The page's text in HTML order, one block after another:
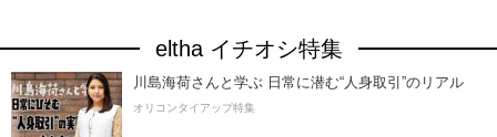
eltha イチオシ特集
川島海荷さんと学ぶ 日常に潜む“人身取引”のリアル
オリコンタイアップ特集